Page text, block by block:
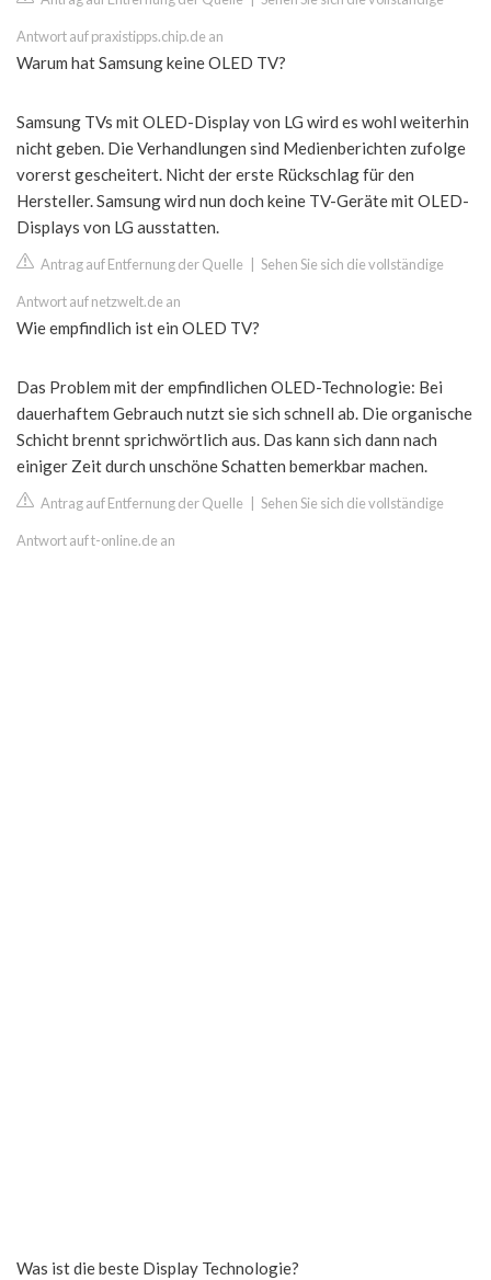
Antwort auf praxistipps.chip.de an
Warum hat Samsung keine OLED TV?
Samsung TVs mit OLED-Display von LG wird es wohl weiterhin
nicht geben. Die Verhandlungen sind Medienberichten zufolge
vorerst gescheitert. Nicht der erste Rückschlag für den
Hersteller. Samsung wird nun doch keine TV-Geräte mit OLED-
Displays von LG ausstatten.
Antrag auf Entfernung der Quelle Sehen Sie sich die vollständige
Antwort auf netzwelt.de an
Wie empfindlich ist ein OLED TV?
Das Problem mit der empfindlichen OLED-Technologie: Bei
dauerhaftem Gebrauch nutzt sie sich schnell ab. Die organische
Schicht brennt sprichwörtlich aus. Das kann sich dann nach
einiger Zeit durch unschöne Schatten bemerkbar machen.
Antrag auf Entfernung der Quelle Sehen Sie sich die vollständige
Antwort auf t-online.de an
Was ist die beste Display Technologie?